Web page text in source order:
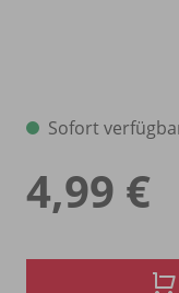
Sofort
4,99 €